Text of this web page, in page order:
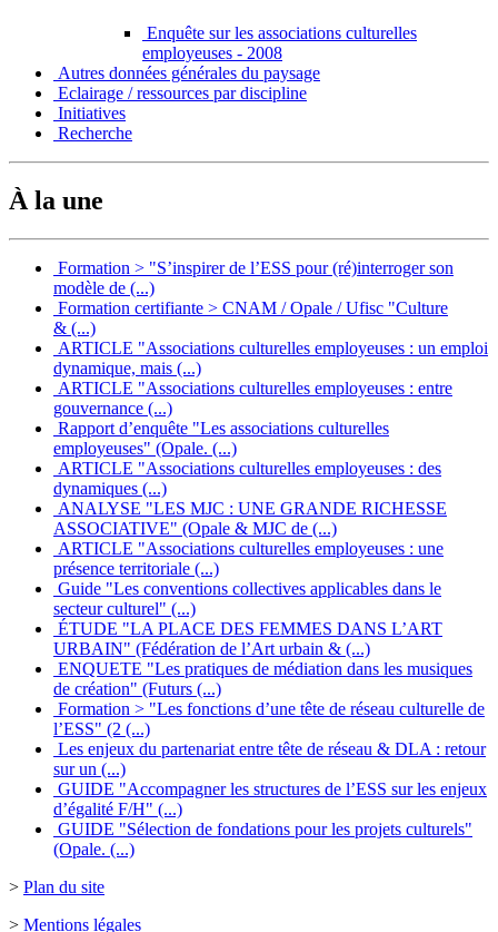
Enquête sur les associations culturelles
employeuses - 2008
Autres données générales du paysage
Eclairage / ressources par discipline
Initiatives
Recherche
À la une
Formation > "S’inspirer de l’ESS pour (ré)interroger son
modèle de (...)
Formation certifiante > CNAM / Opale / Ufisc "Culture
& (...)
ARTICLE "Associations culturelles employeuses : un emploi
dynamique, mais (...)
ARTICLE "Associations culturelles employeuses : entre
gouvernance (...)
Rapport d’enquête "Les associations culturelles
employeuses" (Opale. (...)
ARTICLE "Associations culturelles employeuses : des
dynamiques (...)
ANALYSE "LES MJC : UNE GRANDE RICHESSE
ASSOCIATIVE" (Opale & MJC de (...)
ARTICLE "Associations culturelles employeuses : une
présence territoriale (...)
Guide "Les conventions collectives applicables dans le
secteur culturel" (...)
ÉTUDE "LA PLACE DES FEMMES DANS L’ART
URBAIN" (Fédération de l’Art urbain & (...)
ENQUETE "Les pratiques de médiation dans les musiques
de création" (Futurs (...)
Formation > "Les fonctions d’une tête de réseau culturelle de
l’ESS" (2 (...)
Les enjeux du partenariat entre tête de réseau & DLA : retour
sur un (...)
GUIDE "Accompagner les structures de l’ESS sur les enjeux
d’égalité F/H" (...)
GUIDE "Sélection de fondations pour les projets culturels"
(Opale. (...)
> Plan du site
> Mentions légales